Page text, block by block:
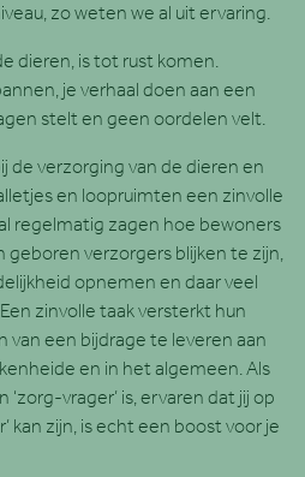
zo weten we al uit ervaring.
dieren, is tot rust komen.
je verhaal doen aan een
stelt en geen oordelen velt.
de verzorging van de dieren en
en loopruimten een zinvolle
regelmatig zagen hoe bewoners
verzorgers blijken te zijn,
opnemen en daar veel
zinvolle taak versterkt hun
van een bijdrage te leveren aan
en in het algemeen. Als
vrager’ is, ervaren dat jij op
kan zijn, is echt een boost voor je